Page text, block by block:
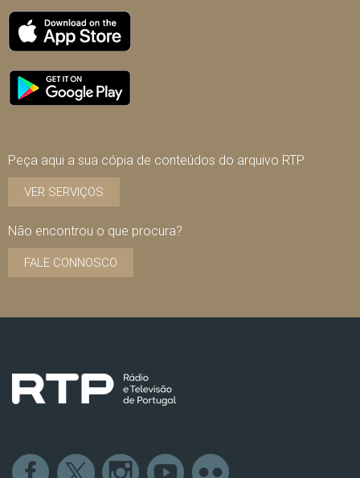
Peça aqui a sua cópia de conteúdos do arquivo RTP
VER SERVIÇOS
Não encontrou o que procura?
FALE CONNOSCO